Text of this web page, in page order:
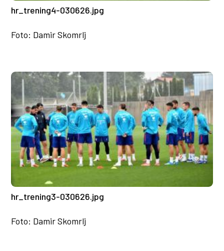
hr_trening4-030626.jpg
Foto: Damir Skomrlj
hr_trening3-030626.jpg
Foto: Damir Skomrlj